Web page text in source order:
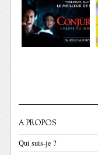
A PROPOS
Qui suis-je ?